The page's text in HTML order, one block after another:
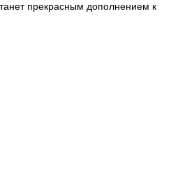
прекрасным дополнением к